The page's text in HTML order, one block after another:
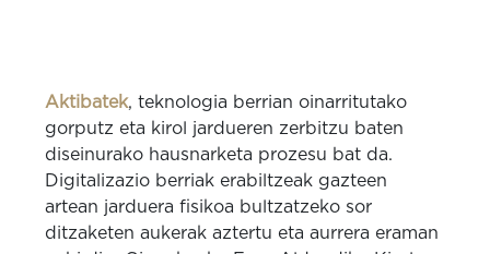
Aktibatek, teknologia berrian oinarritutako
gorputz eta kirol jardueren zerbitzu baten
diseinurako hausnarketa prozesu bat da.
Digitalizazio berriak erabiltzeak gazteen
artean jarduera fisikoa bultzatzeko sor
ditzaketen aukerak aztertu eta aurrera eraman